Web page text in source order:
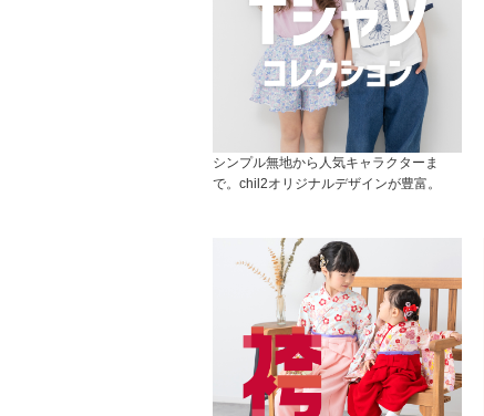
シンプル無地から人気キャラクターま
で。chil2オリジナルデザインが豊富。